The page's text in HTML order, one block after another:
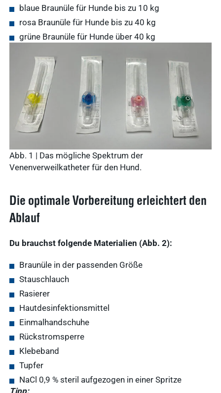
blaue Braunüle für Hunde bis zu 10 kg
rosa Braunüle für Hunde bis zu 40 kg
grüne Braunüle für Hunde über 40 kg
Abb. 1 | Das mögliche Spektrum der
Venenverweilkatheter für den Hund.
Die optimale Vorbereitung erleichtert den
Ablauf
Du brauchst folgende Materialien (Abb. 2):
Braunüle in der passenden Größe
Stauschlauch
Rasierer
Hautdesinfektionsmittel
Einmalhandschuhe
Rückstromsperre
Klebeband
Tupfer
NaCl 0,9 % steril aufgezogen in einer Spritze